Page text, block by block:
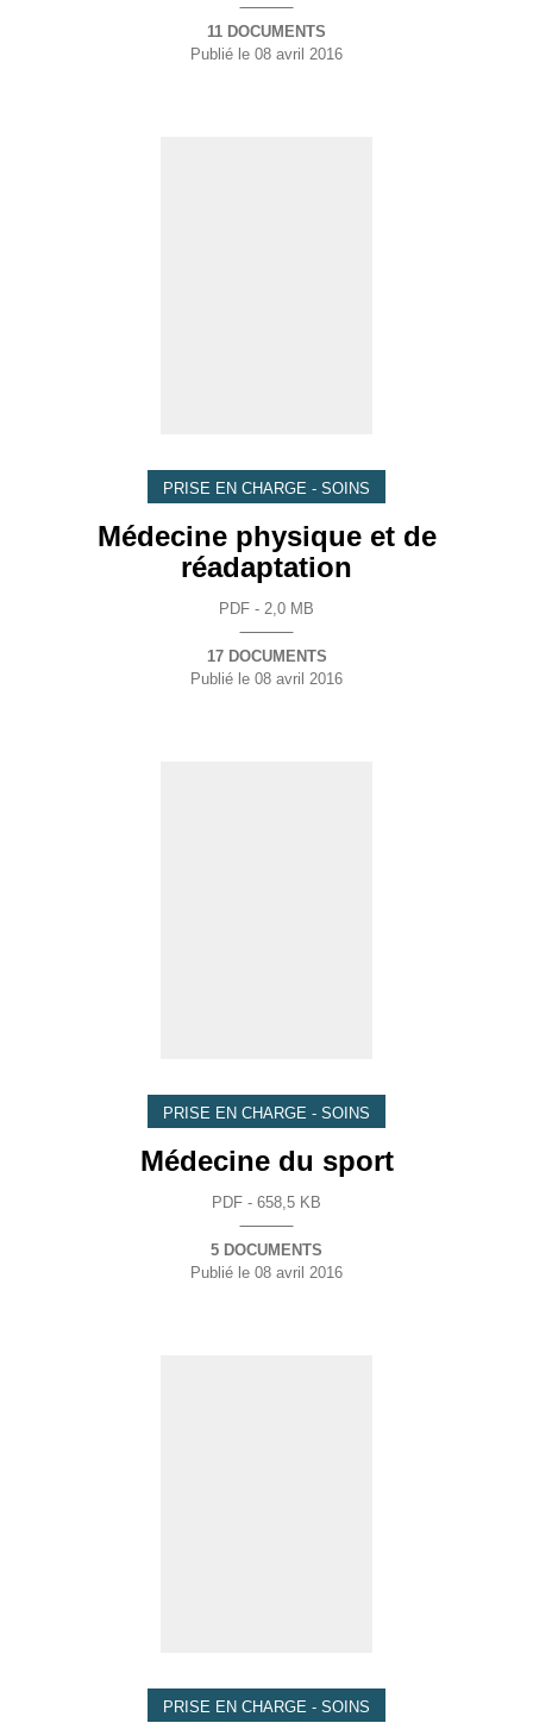
11 DOCUMENTS
Publié le 08 avril 2016
PRISE EN CHARGE - SOINS
Médecine physique et de
réadaptation
PDF - 2,0 MB
17 DOCUMENTS
Publié le 08 avril 2016
PRISE EN CHARGE - SOINS
Médecine du sport
PDF - 658,5 KB
5 DOCUMENTS
Publié le 08 avril 2016
PRISE EN CHARGE - SOINS